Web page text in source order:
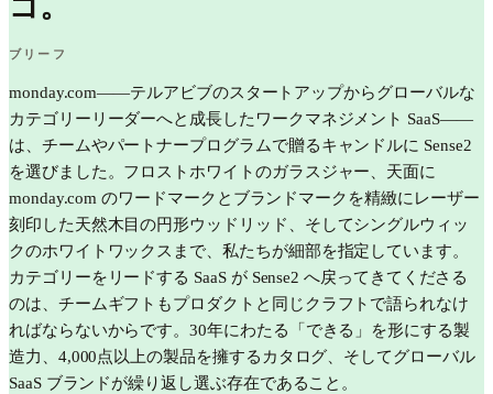
ブリーフ
monday.com——テルアビブのスタートアップからグローバルな
カテゴリーリーダーへと成長したワークマネジメント SaaS——
は、チームやパートナープログラムで贈るキャンドルに Sense2
を選びました。フロストホワイトのガラスジャー、天面に
monday.com のワードマークとブランドマークを精緻にレーザー
刻印した天然木目の円形ウッドリッド、そしてシングルウィッ
クのホワイトワックスまで、私たちが細部を指定しています。
カテゴリーをリードする SaaS が Sense2 へ戻ってきてくださる
のは、チームギフトもプロダクトと同じクラフトで語られなけ
ればならないからです。30年にわたる「できる」を形にする製
造力、4,000点以上の製品を擁するカタログ、そしてグローバル
SaaS ブランドが繰り返し選ぶ存在であること。